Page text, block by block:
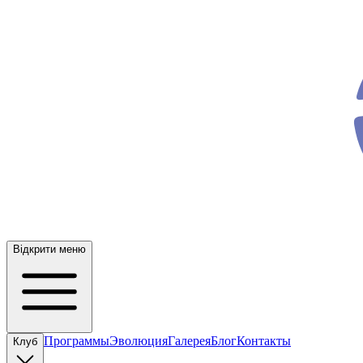
Відкрити меню
Клуб ПрограммыЭволюцияГалереяБлогКонтакты